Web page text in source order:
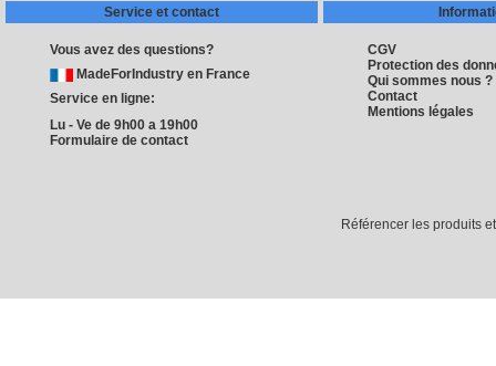
Service et contact
Vous avez des questions?
MadeForIndustry en France
Service en ligne:
Lu - Ve de 9h00 a 19h00
Formulaire de contact
CGV
Protection des
Qui sommes nous ?
Contact
Mentions légales
Référencer les produits